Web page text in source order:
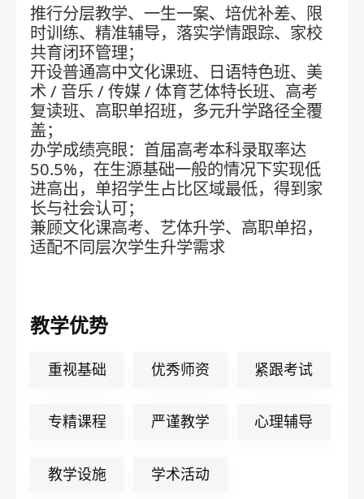
推行分层教学、一生一案、培优补差、限
时训练、精准辅导，落实学情跟踪、家校
共育闭环管理；
开设普通高中文化课班、日语特色班、美
术 / 音乐 / 传媒 / 体育艺体特长班、高考
复读班、高职单招班，多元升学路径全覆
盖；
办学成绩亮眼：首届高考本科录取率达
50.5%，在生源基础一般的情况下实现低
进高出，单招学生占比区域最低，得到家
长与社会认可；
兼顾文化课高考、艺体升学、高职单招，
适配不同层次学生升学需求
教学优势
重视基础 优秀师资 紧跟考试
专精课程 严谨教学 心理辅导
教学设施 学术活动